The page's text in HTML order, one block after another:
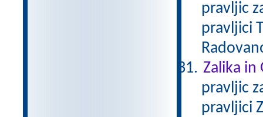
pravljic
pravljici
Zalika in
pravljic
pravljici